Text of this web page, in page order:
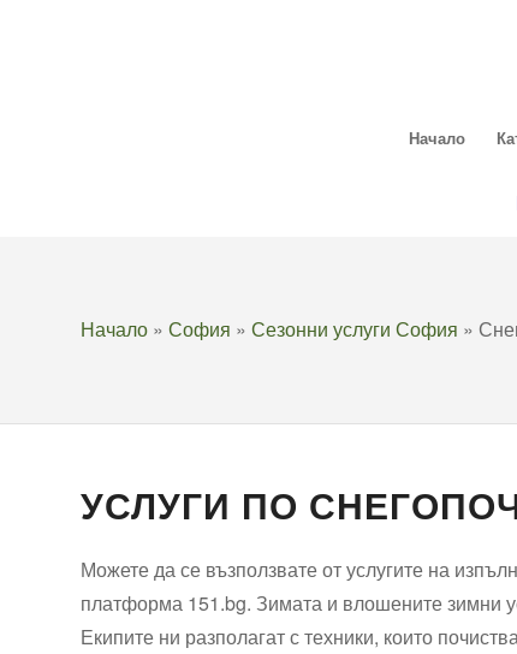
Начало
Начало » София » Сезонни услуги София »
УСЛУГИ ПО
Можете да се възползвате от услугите на
платформа 151.bg. Зимата и влошените зимни
Екипите ни разполагат с техники, които